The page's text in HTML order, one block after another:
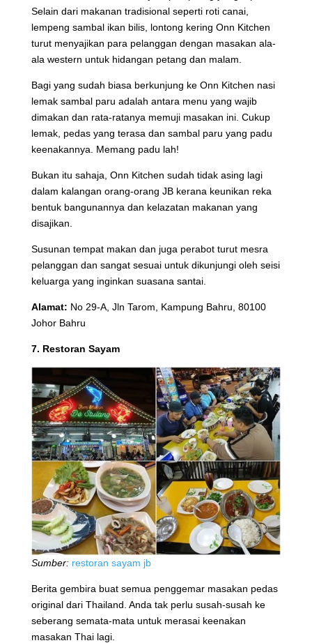
Selain dari makanan tradisional seperti roti canai,
lempeng sambal ikan bilis, lontong kering Onn Kitchen
turut menyajikan para pelanggan dengan masakan ala-
ala western untuk hidangan petang dan malam.
Bagi yang sudah biasa berkunjung ke Onn Kitchen nasi
lemak sambal paru adalah antara menu yang wajib
dimakan dan rata-ratanya memuji masakan ini. Cukup
lemak, pedas yang terasa dan sambal paru yang padu
keenakannya. Memang padu lah!
Bukan itu sahaja, Onn Kitchen sudah tidak asing lagi
dalam kalangan orang-orang JB kerana keunikan reka
bentuk bangunannya dan kelazatan makanan yang
disajikan.
Susunan tempat makan dan juga perabot turut mesra
pelanggan dan sangat sesuai untuk dikunjungi oleh seisi
keluarga yang inginkan suasana santai.
Alamat: No 29-A, Jln Tarom, Kampung Bahru, 80100
Johor Bahru
7. Restoran Sayam
Sumber: restoran sayam jb
Berita gembira buat semua penggemar masakan pedas
original dari Thailand. Anda tak perlu susah-susah ke
seberang semata-mata untuk merasai keenakan
masakan Thai lagi.